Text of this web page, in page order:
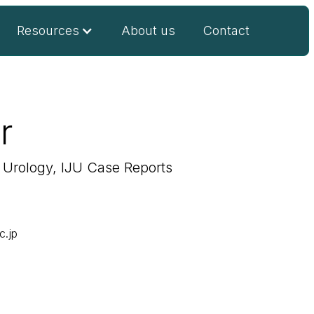
Resources About us Contact
IJU Case Reports